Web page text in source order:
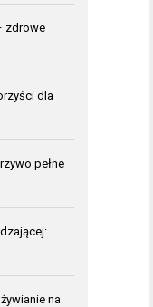
zdrowe
dla
pełne
na